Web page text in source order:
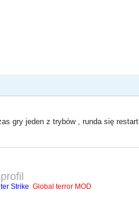
gry jeden z trybów , runda się
Strike:Global terror MOD